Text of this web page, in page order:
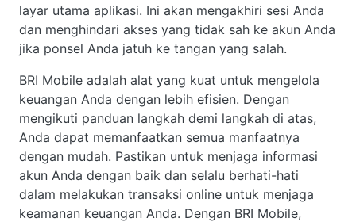
layar utama aplikasi. Ini akan mengakhiri sesi Anda
dan menghindari akses yang tidak sah ke akun Anda
jika ponsel Anda jatuh ke tangan yang salah.
BRI Mobile adalah alat yang kuat untuk mengelola
keuangan Anda dengan lebih efisien. Dengan
mengikuti panduan langkah demi langkah di atas,
Anda dapat memanfaatkan semua manfaatnya
dengan mudah. Pastikan untuk menjaga informasi
akun Anda dengan baik dan selalu berhati-hati
dalam melakukan transaksi online untuk menjaga
keamanan keuangan Anda. Dengan BRI Mobile,